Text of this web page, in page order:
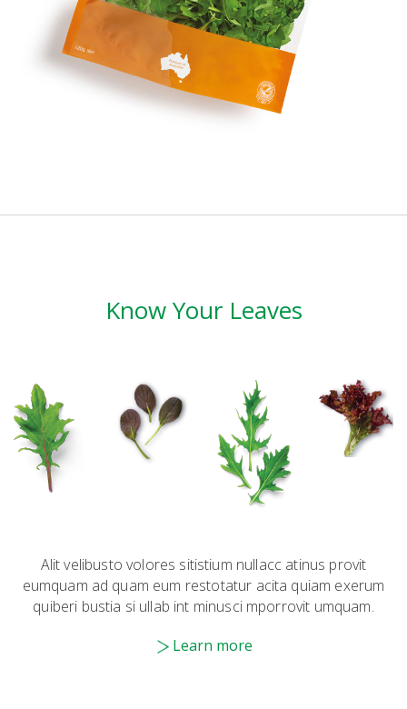
Know Your Leaves
Alit velibusto volores sitistium nullacc atinus provit
eumquam ad quam eum restotatur acita quiam exerum
quiberi bustia si ullab int minusci mporrovit umquam.
Learn more